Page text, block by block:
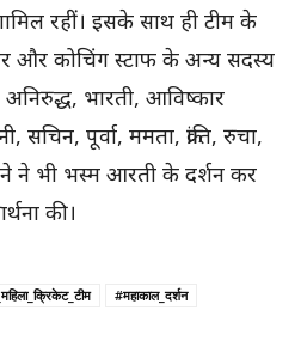
रहीं। इसके साथ ही टीम के
और कोचिंग स्टाफ के अन्य सदस्य
भारती, आविष्कार
सचिन, पूर्वा, ममता, क्रांति, रुचा,
ने भी भस्म आरती के दर्शन कर
की।
#महाकाल_दर्शन